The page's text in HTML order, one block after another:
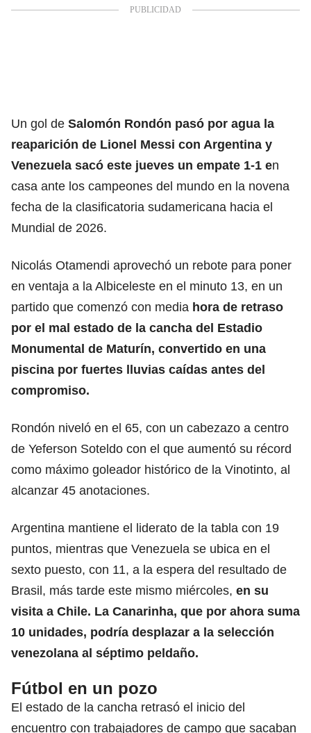
Un gol de Salomón Rondón pasó por agua la
reaparición de Lionel Messi con Argentina y
Venezuela sacó este jueves un empate 1-1 en
casa ante los campeones del mundo en la novena
fecha de la clasificatoria sudamericana hacia el
Mundial de 2026.
Nicolás Otamendi aprovechó un rebote para poner
en ventaja a la Albiceleste en el minuto 13, en un
partido que comenzó con media hora de retraso
por el mal estado de la cancha del Estadio
Monumental de Maturín, convertido en una
piscina por fuertes lluvias caídas antes del
compromiso.
Rondón niveló en el 65, con un cabezazo a centro
de Yeferson Soteldo con el que aumentó su récord
como máximo goleador histórico de la Vinotinto, al
alcanzar 45 anotaciones.
Argentina mantiene el liderato de la tabla con 19
puntos, mientras que Venezuela se ubica en el
sexto puesto, con 11, a la espera del resultado de
Brasil, más tarde este mismo miércoles, en su
visita a Chile. La Canarinha, que por ahora suma
10 unidades, podría desplazar a la selección
venezolana al séptimo peldaño.
Fútbol en un pozo
El estado de la cancha retrasó el inicio del
encuentro con trabajadores de campo que sacaban